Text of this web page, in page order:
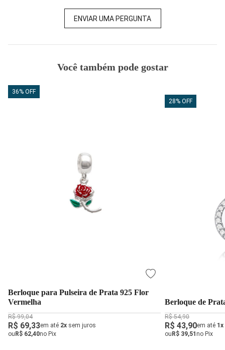
ENVIAR UMA PERGUNTA
Você também pode gostar
36% OFF
Berloque para Pulseira de Prata 925 Flor
Vermelha
R$ 99,04
R$ 69,33em até 2x sem juros
ouR$ 62,40no Pix
28% OFF
Berloque de
R$ 54,90
R$ 43,90em até 1x
ouR$ 39,51no Pix